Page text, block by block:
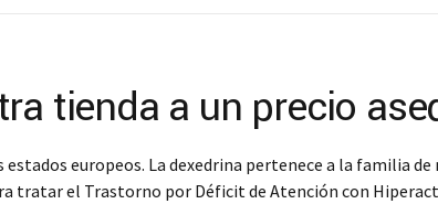
tienda a un precio
europeos. La dexedrina pertenece a la familia
tratar el Trastorno por Déficit de Atención con